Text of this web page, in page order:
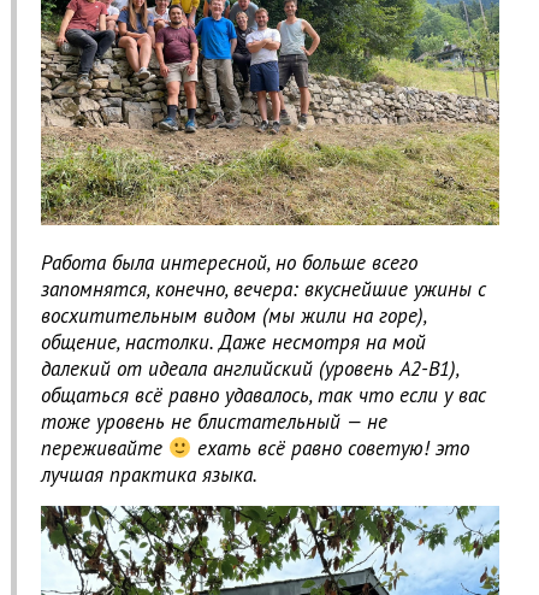
Работа была интересной, но больше всего
запомнятся, конечно, вечера: вкуснейшие ужины с
восхитительным видом (мы жили на горе),
общение, настолки. Даже несмотря на мой
далекий от идеала английский (уровень А2-B1),
общаться всё равно удавалось, так что если у вас
тоже уровень не блистательный — не
переживайте
ехать всё равно советую! это
лучшая практика языка.